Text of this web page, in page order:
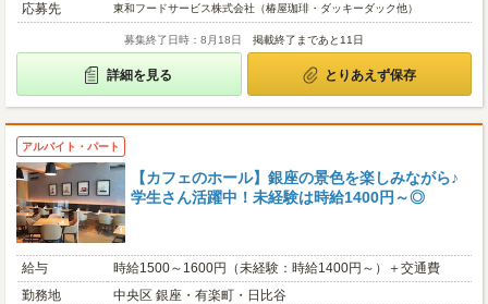
応募先
東和フードサービス株式会社（椿屋珈琲・ダッキーダック他）
募集終了日時：8月18日 掲載終了まであと11日
詳細を見る とりあえず保存
アルバイト・パート
【カフェのホール】銀座の景色を楽しみながら♪
学生さん活躍中！未経験は時給1400円～◎
給与
時給1500～1600円（未経験：時給1400円～）＋交通費
勤務地
中央区 銀座・有楽町・日比谷